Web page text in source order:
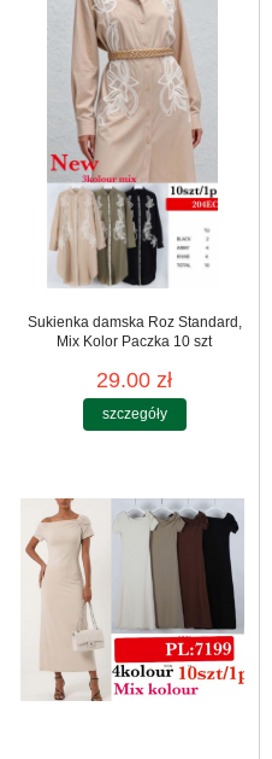
Sukienka damska Roz Standard,
Mix Kolor Paczka 10 szt
29.00 zł
szczegóły